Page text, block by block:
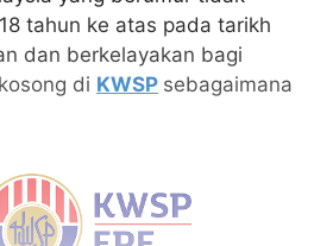
tahun ke atas pada tarikh
dan berkelayakan bagi
di KWSP sebagaimana